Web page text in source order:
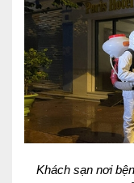
Nội soi tiêu hóa
Các gói khám sức
Gói khám sức
Gói khám tầm
Gói quản lý
Dịch vụ ưu đãi
Khách sạn nơi